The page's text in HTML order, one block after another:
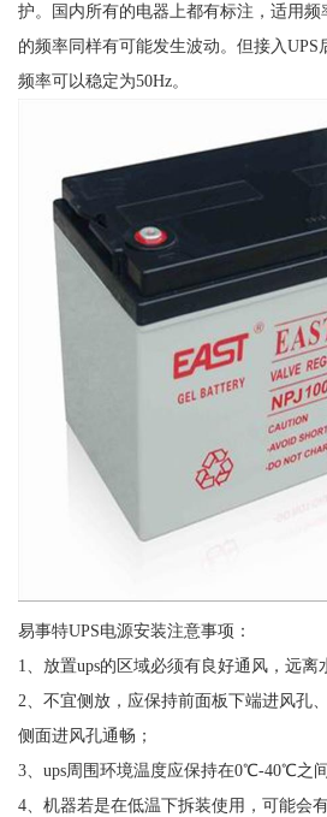
护。国内所有的电器上都有标注，适用频
的频率同样有可能发生波动。但接入UPS
频率可以稳定为50Hz。
易事特UPS电源安装注意事项：
1、放置ups的区域必须有良好通风，远离
2、不宜侧放，应保持前面板下端进风孔
侧面进风孔通畅；
3、ups周围环境温度应保持在0℃-40℃之间
4、机器若是在低温下拆装使用，可能会